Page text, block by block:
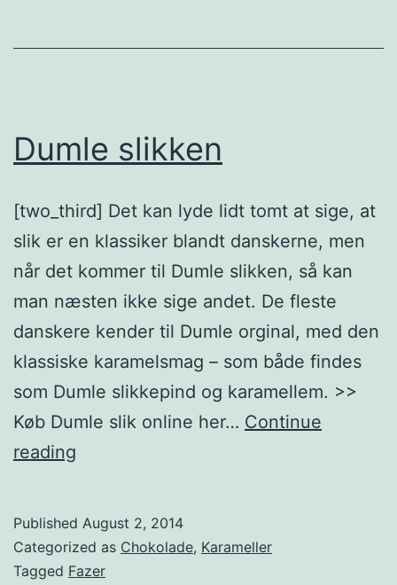
Dumle slikken
[two_third] Det kan lyde lidt tomt at sige, at
slik er en klassiker blandt danskerne, men
når det kommer til Dumle slikken, så kan
man næsten ikke sige andet. De fleste
danskere kender til Dumle orginal, med den
klassiske karamelsmag – som både findes
som Dumle slikkepind og karamellem. >>
Køb Dumle slik online her… Continue
reading
Published August 2, 2014
Categorized as Chokolade, Karameller
Tagged Fazer